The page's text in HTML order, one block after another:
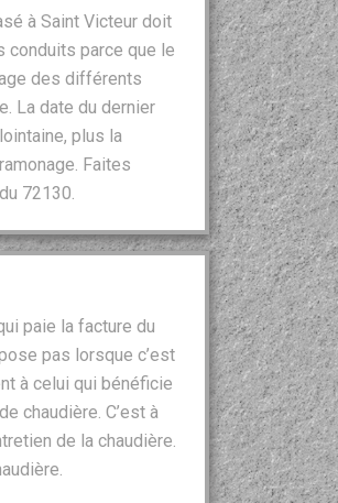
à Saint Victeur doit
conduits parce que le
des différents
La date du dernier
plus la
Faites
72130.
paie la facture du
pas lorsque c’est
à celui qui bénéficie
chaudière. C’est à
de la chaudière.